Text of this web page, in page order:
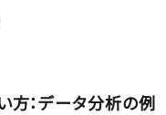
方：データ分析の例